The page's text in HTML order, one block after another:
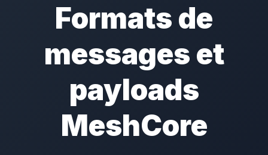
Formats de
messages et
payloads
MeshCore